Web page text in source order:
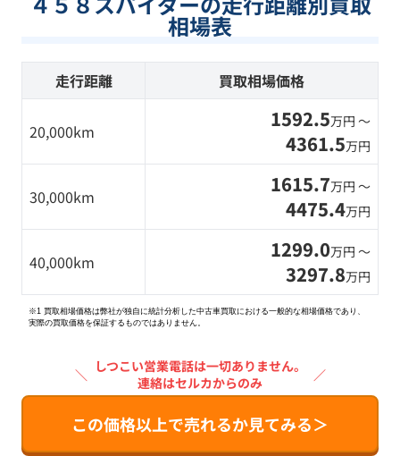
相場表
走行距離 買取相場価格
20,000km 1592.5万円 〜
4361.5万円
30,000km 1615.7万円 〜
4475.4万円
40,000km 1299.0万円 〜
3297.8万円
※1 買取相場価格は弊社が独自に統計分析した中古車買取における一般的な相場価格であり、
実際の買取価格を保証するものではありません。
＼ しつこい営業電話は一切ありません。
連絡はセルカからのみ
／
この価格以上で売れるか見てみる＞